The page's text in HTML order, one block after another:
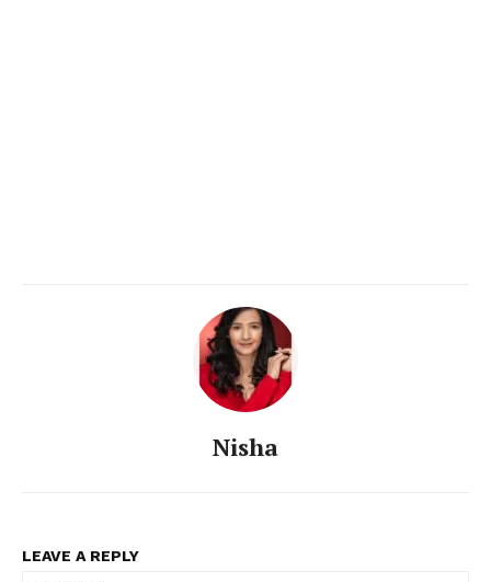
Nisha
LEAVE A REPLY